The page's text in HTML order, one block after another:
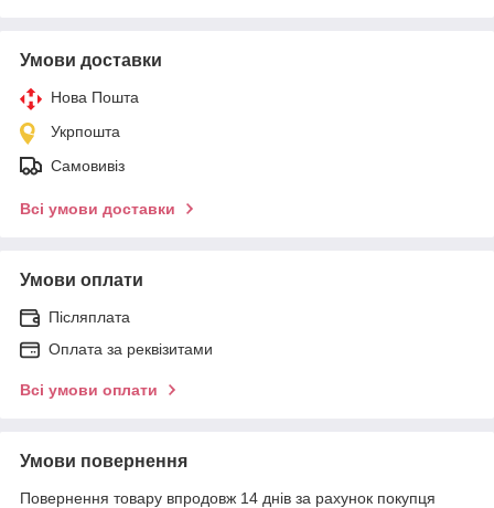
Умови доставки
Нова Пошта
Укрпошта
Самовивіз
Всі умови доставки
Умови оплати
Післяплата
Оплата за реквізитами
Всі умови оплати
Умови повернення
Повернення товару впродовж 14 днів за рахунок покупця